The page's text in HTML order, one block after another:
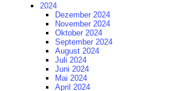
2024
Dezember 2024
November 2024
Oktober 2024
September 2024
August 2024
Juli 2024
Juni 2024
Mai 2024
April 2024